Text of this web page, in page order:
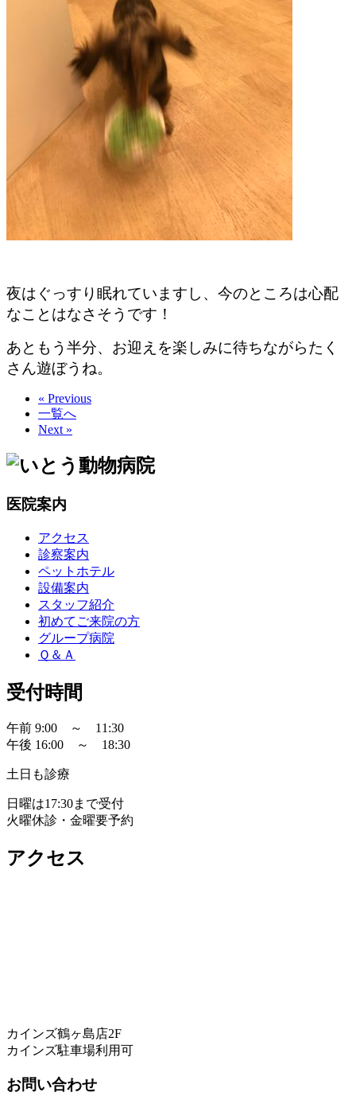
夜はぐっすり眠れていますし、今のところは心配
なことはなさそうです！
あともう半分、お迎えを楽しみに待ちながらたく
さん遊ぼうね。
« Previous
一覧へ
Next »
医院案内
アクセス
診察案内
ペットホテル
設備案内
スタッフ紹介
初めてご来院の方
グループ病院
Ｑ＆Ａ
受付時間
午前 9:00 ～ 11:30
午後 16:00 ～ 18:30
土日も診療
日曜は17:30まで受付
火曜休診・金曜要予約
アクセス
カインズ鶴ヶ島店2F
カインズ駐車場利用可
お問い合わせ